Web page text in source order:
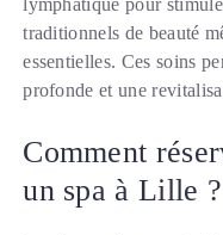
lymphatique pour
traditionnels de beauté
essentielles. Ces soins
profonde et une
Comment
un spa à Lille ?